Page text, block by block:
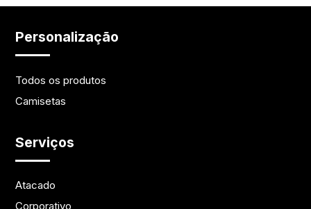
Personalização
Todos os produtos
Camisetas
Serviços
Atacado
Corporativo